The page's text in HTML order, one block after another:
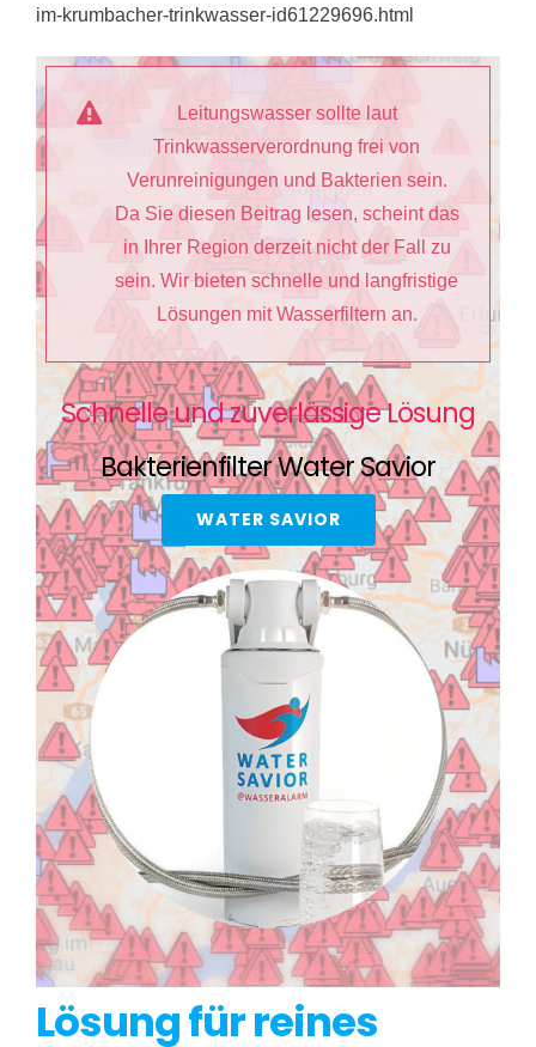
im-krumbacher-trinkwasser-id61229696.html
Leitungswasser sollte laut
Trinkwasserverordnung frei von
Verunreinigungen und Bakterien sein.
Da Sie diesen Beitrag lesen, scheint das
in Ihrer Region derzeit nicht der Fall zu
sein. Wir bieten schnelle und langfristige
Lösungen mit Wasserfiltern an.
Schnelle und zuverlässige Lösung
Bakterienfilter Water Savior
WATER SAVIOR
Lösung für reines